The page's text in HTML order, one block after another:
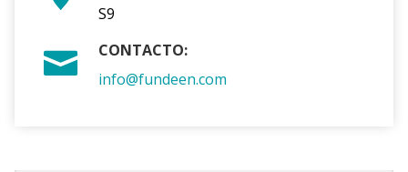
S9
CONTACTO:
info@fundeen.com